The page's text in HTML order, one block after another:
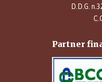
D.D.G.
Partner